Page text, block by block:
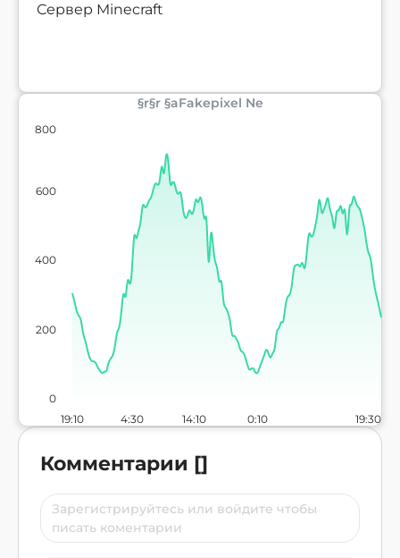
Сервер Minecraft
§r§r §aFakepixel Ne
19:10 4:30 14:10 0:10 19:30
0
200
400
600
800
Комментарии []